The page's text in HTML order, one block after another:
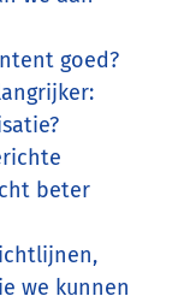
goed?
beter
we kunnen